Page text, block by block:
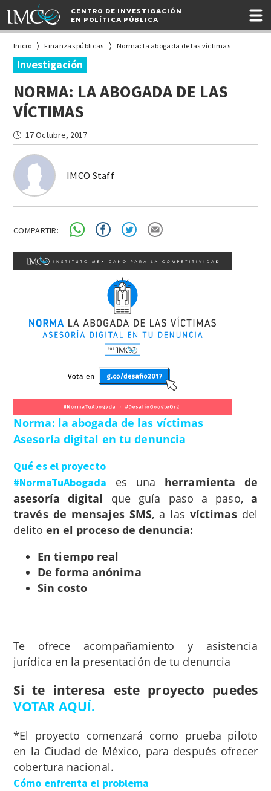
CENTRO DE INVESTIGACIÓN
EN POLÍTICA PÚBLICA
Inicio Finanzas públicas Norma: la abogada de las víctimas
Investigación
NORMA: LA ABOGADA DE LAS
VÍCTIMAS
IMCO Staff
17 Octubre, 2017
COMPARTIR:
Norma: la abogada de las víctimas
Asesoría digital en tu denuncia
Qué es el proyecto
#NormaTuAbogada
es una herramienta de
asesoría digital
que guía paso a paso, a
través de mensajes SMS, a las víctimasdel
delito en el proceso de denuncia:
En tiempo real
De forma anónima
Sin costo
Te ofrece acompañamiento y asistencia
jurídica en la presentación de tu denuncia
Si te interesa este proyecto puedes
VOTAR AQUÍ.
*El proyecto comenzará como prueba piloto
en la Ciudad de México, para después ofrecer
cobertura nacional.
Cómo enfrenta el problema